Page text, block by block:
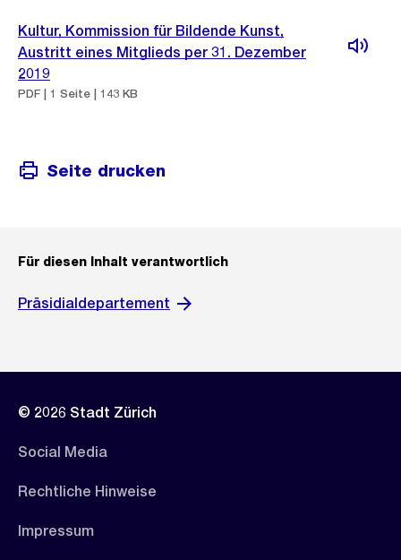
Kultur, Kommission für Bildende Kunst,
Austritt eines Mitglieds per 31. Dezember
2019
PDF | 1 Seite | 143 KB
Seite drucken
Für diesen Inhalt verantwortlich
Präsidialdepartement
© 2026 Stadt Zürich
Social Media
Rechtliche Hinweise
Impressum